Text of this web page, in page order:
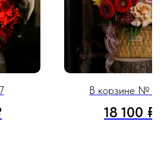
В корзине №
18 100 ₽